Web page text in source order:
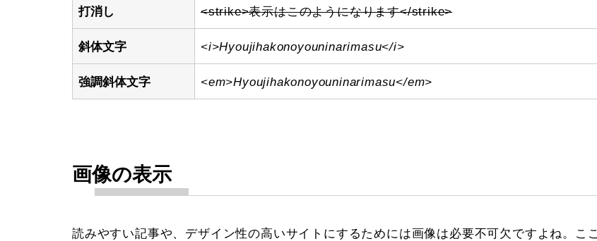
打消し <strike>表示はこのようになります</strike>
斜体文字 <i>Hyoujihakonoyouninarimasu</i>
強調斜体文字 <em>Hyoujihakonoyouninarimasu</em>
画像の表示
読みやすい記事や、デザイン性の高いサイトにするためには画像は必要不可欠ですよね。ここ